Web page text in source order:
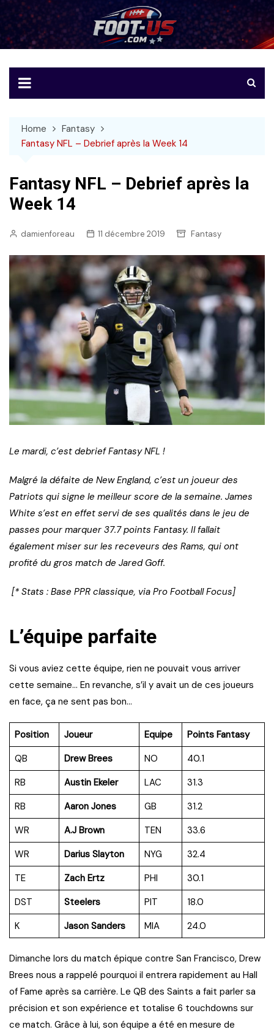
to
content
Foot-US
Le football américain en français
Home
Fantasy
Fantasy NFL – Debrief après la Week 14
Fantasy NFL – Debrief après la
Week 14
damienforeau 11 décembre 2019 Fantasy
Le mardi, c’est debrief Fantasy NFL !
Malgré la défaite de New England, c’est un joueur des
Patriots qui signe le meilleur score de la semaine. James
White s’est en effet servi de ses qualités dans le jeu de
passes pour marquer 37.7 points Fantasy. Il fallait
également miser sur les receveurs des Rams, qui ont
profité du gros match de Jared Goff.
[* Stats : Base PPR classique, via Pro Football Focus]
L’équipe parfaite
Si vous aviez cette équipe, rien ne pouvait vous arriver
cette semaine… En revanche, s’il y avait un de ces joueurs
en face, ça ne sent pas bon…
Position Joueur Equipe
Points Fantasy
QB
Drew Brees NO
40.1
RB
Austin Ekeler LAC
31.3
RB
Aaron Jones GB
31.2
WR
A.J Brown TEN
33.6
WR
Darius Slayton NYG
32.4
TE
Zach Ertz PHI
30.1
DST
Steelers PIT
18.0
K
Jason Sanders MIA 24.0
Dimanche lors du match épique contre San Francisco, Drew
Brees nous a rappelé pourquoi il entrera rapidement au Hall
of Fame après sa carrière. Le QB des Saints a fait parler sa
précision et son expérience et totalise 6 touchdowns sur
ce match. Grâce à lui, son équipe a été en mesure de